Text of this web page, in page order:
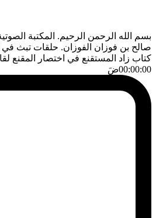
بسم الله الرحمن الرحيم. المكتبة
صالح بن فوزان الفوزان. حلقات تبث في
كتاب زاد المستقنع في اختصار المقنع
00:00:00ضَ